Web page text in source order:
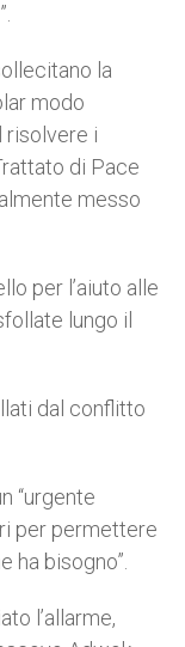
la
modo
risolvere i
di Pace
messo
per l’aiuto alle
lungo il
dal conflitto
“urgente
per permettere
ha bisogno”.
l’allarme,